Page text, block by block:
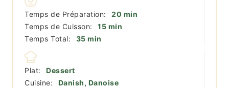
Temps de Préparation: 20 minutes
min
Temps de Cuisson:
15minutes
min
Temps Total:
35minutes
min
Plat:
Dessert
Cuisine:
Danish, Danoise